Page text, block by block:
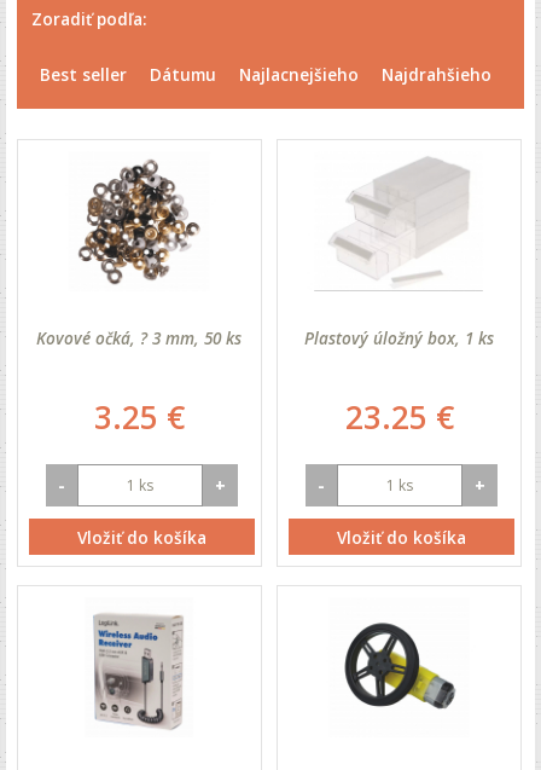
Zoradiť podľa:
Best seller Dátumu Najlacnejšieho Najdrahšieho
Kovové očká, ? 3 mm, 50 ks
3.25 €
- +
Vložiť do košíka
Plastový úložný box, 1 ks
23.25 €
- +
Vložiť do košíka